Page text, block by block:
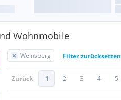
Wohnmobile
Weinsberg Filter zurücksetzen
Zurück 1 2 3 4 5